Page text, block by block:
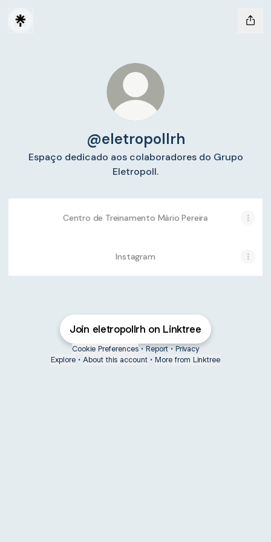
@eletropollrh
Espaço dedicado aos colaboradores do Grupo
Eletropoll.
Centro de Treinamento Mário Pereira
Instagram
Join eletropollrh on Linktree
Cookie Preferences • Report • Privacy
Explore • About this account • More from Linktree